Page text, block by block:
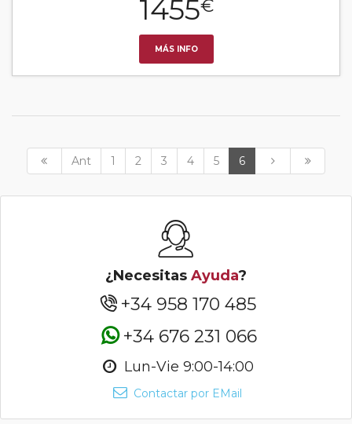
1455€
MÁS INFO
Ant 1 2 3 4 5 6
¿Necesitas Ayuda?
+34 958 170 485
+34 676 231 066
Lun-Vie 9:00-14:00
Contactar por EMail